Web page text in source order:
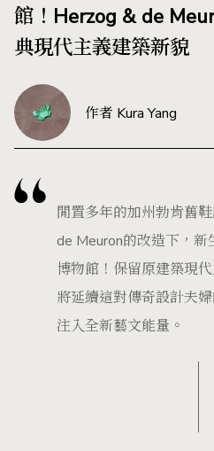
館！Herzog & de
典現代主義建築新貌
作者 Kura Yang
閒置多年的加州勃肯舊
de Meuron的改造下，新
博物館！保留原建築現
將延續這對傳奇設計夫
注入全新藝文能量。